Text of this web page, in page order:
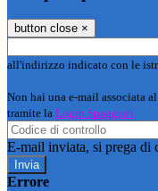
button close ×
all'indirizzo indicato con le
Non hai una e-mail associata
tramite la Login Spaggiari
E-mail inviata, si prega di
Errore